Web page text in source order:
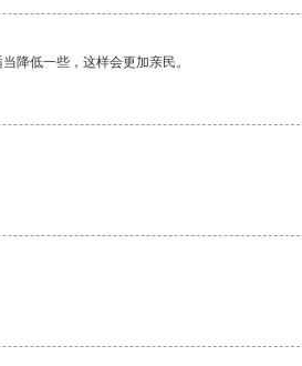
降低一些，这样会更加亲民。